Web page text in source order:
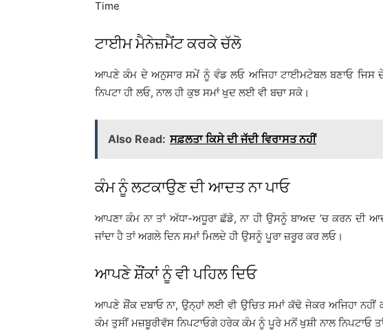
Time
ਟਾਈਮ ਮੈਨੇਜ਼ਮੈਂਟ ਕਰਕੇ ਚੱਲੋ
ਆਪਣੇ ਕੰਮ ਦੇ ਅਨੁਸਾਰ ਸਮੇਂ ਨੂੰ ਵੰਡ ਲਓ ਅਜਿਹਾ ਟਾਈਮਟੇਬਲ ਬਣਾਓ ਜਿਸ
ਨਿਪਟਾ ਹੀ ਲਓ, ਨਾਲ ਹੀ ਕੁਝ ਸਮਾਂ ਖੁਦ ਲਈ ਵੀ ਬਚਾ ਸਕੋ।
Also Read: ਸਫ਼ਲਤਾ ਕਿਸੇ ਦੀ ਜੱਦੀ ਵਿਰਾਸਤ ਨਹੀਂ
ਕੰਮ ਨੂੰ ਲਟਕਾਉਣ ਦੀ ਆਦਤ ਨਾ ਪਾਓ
ਆਪਣਾ ਕੰਮ ਨਾ ਤਾਂ ਅੱਧਾ-ਅਧੂਰਾ ਛੱਡੋ, ਨਾ ਹੀ ਉਸਨੂੰ ਬਾਅਦ ’ਚ ਕਰਨ ਦੀ
ਜਾਂਦਾ ਹੈ ਤਾਂ ਅਗਲੇ ਦਿਨ ਸਮਾਂ ਮਿਲਦੇ ਹੀ ਉਸਨੂੰ ਪੂਰਾ ਜ਼ਰੂਰ ਕਰ ਲਓ।
ਆਪਣੇ ਸ਼ੌਂਕਾਂ ਨੂੰ ਵੀ ਪਹਿਲ ਦਿਓ
ਆਪਣੇ ਸ਼ੌਂਕ ਦਬਾਓ ਨਾ, ਉਨ੍ਹਾਂ ਲਈ ਵੀ ਉਚਿਤ ਸਮਾਂ ਕੱਢੋ ਜੇਕਰ ਅਜਿਹਾ ਨਹੀਂ
ਕੰਮ ਤੁਸੀਂ ਮਜ਼ਬੂਰੀਵੱਸ ਨਿਪਟਾਓਗੇ ਹਰੇਕ ਕੰਮ ਨੂੰ ਪੂਰੇ ਮਨੋਂ ਖੁਸ਼ੀ ਨਾਲ ਨਿਪਟਾਓ